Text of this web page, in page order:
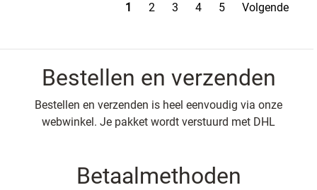
1 2 3 4 5 Volgende
Bestellen en verzenden
Bestellen en verzenden is heel eenvoudig via onze
webwinkel. Je pakket wordt verstuurd met DHL
Betaalmethoden